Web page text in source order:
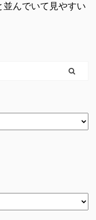
んでいて見やすい